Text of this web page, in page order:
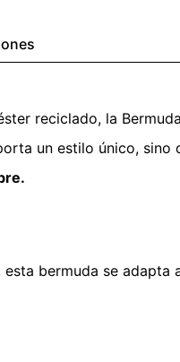
reciclado, la
un estilo único, sino
esta bermuda se